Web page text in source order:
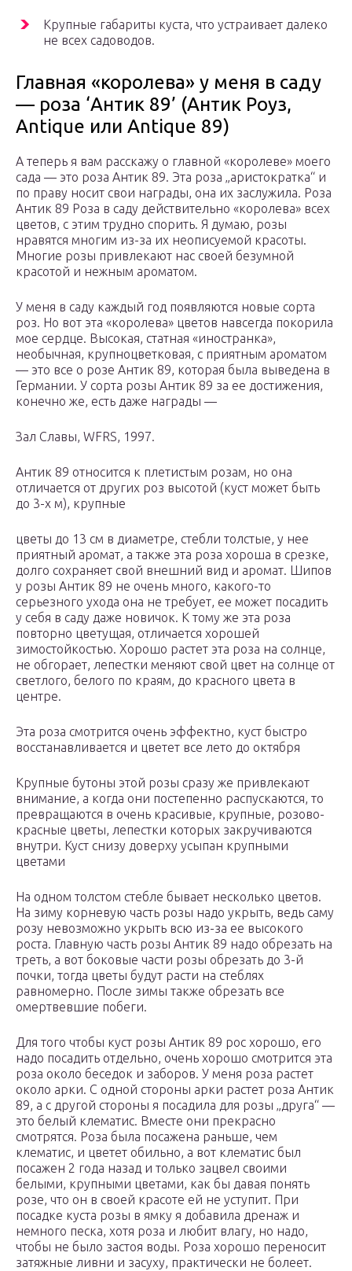
Крупные габариты куста, что устраивает далеко
не всех садоводов.
Главная «королева» у меня в саду
— роза ‘Антик 89’ (Антик Роуз,
Antique или Antique 89)
А теперь я вам расскажу о главной «королеве» моего
сада — это роза Антик 89. Эта роза „аристократка“ и
по праву носит свои награды, она их заслужила. Роза
Антик 89 Роза в саду действительно «королева» всех
цветов, с этим трудно спорить. Я думаю, розы
нравятся многим из-за их неописуемой красоты.
Многие розы привлекают нас своей безумной
красотой и нежным ароматом.
У меня в саду каждый год появляются новые сорта
роз. Но вот эта «королева» цветов навсегда покорила
мое сердце. Высокая, статная «иностранка»,
необычная, крупноцветковая, с приятным ароматом
— это все о розе Антик 89, которая была выведена в
Германии. У сорта розы Антик 89 за ее достижения,
конечно же, есть даже награды —
Зал Славы, WFRS, 1997.
Антик 89 относится к плетистым розам, но она
отличается от других роз высотой (куст может быть
до 3-х м), крупные
цветы до 13 см в диаметре, стебли толстые, у нее
приятный аромат, а также эта роза хороша в срезке,
долго сохраняет свой внешний вид и аромат. Шипов
у розы Антик 89 не очень много, какого-то
серьезного ухода она не требует, ее может посадить
у себя в саду даже новичок. К тому же эта роза
повторно цветущая, отличается хорошей
зимостойкостью. Хорошо растет эта роза на солнце,
не обгорает, лепестки меняют свой цвет на солнце от
светлого, белого по краям, до красного цвета в
центре.
Эта роза смотрится очень эффектно, куст быстро
восстанавливается и цветет все лето до октября
Крупные бутоны этой розы сразу же привлекают
внимание, а когда они постепенно распускаются, то
превращаются в очень красивые, крупные, розово-
красные цветы, лепестки которых закручиваются
внутри. Куст снизу доверху усыпан крупными
цветами
На одном толстом стебле бывает несколько цветов.
На зиму корневую часть розы надо укрыть, ведь саму
розу невозможно укрыть всю из-за ее высокого
роста. Главную часть розы Антик 89 надо обрезать на
треть, а вот боковые части розы обрезать до 3-й
почки, тогда цветы будут расти на стеблях
равномерно. После зимы также обрезать все
омертвевшие побеги.
Для того чтобы куст розы Антик 89 рос хорошо, его
надо посадить отдельно, очень хорошо смотрится эта
роза около беседок и заборов. У меня роза растет
около арки. С одной стороны арки растет роза Антик
89, а с другой стороны я посадила для розы „друга“ —
это белый клематис. Вместе они прекрасно
смотрятся. Роза была посажена раньше, чем
клематис, и цветет обильно, а вот клематис был
посажен 2 года назад и только зацвел своими
белыми, крупными цветами, как бы давая понять
розе, что он в своей красоте ей не уступит. При
посадке куста розы в ямку я добавила дренаж и
немного песка, хотя роза и любит влагу, но надо,
чтобы не было застоя воды. Роза хорошо переносит
затяжные ливни и засуху, практически не болеет.